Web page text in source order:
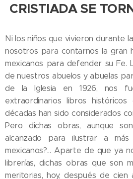
CRISTIADA SE
Ni los niños que vivieron durante
nosotros para contarnos la gran
mexicanos para defender su Fe.
de nuestros abuelos y abuelas
de la Iglesia en 1926, nos
extraordinarios libros
décadas han sido considerados
Pero dichas obras, aunque
alcanzado para ilustrar a
mexicanos?... Aparte de que ya
librerías, dichas obras que son
meritorias, hoy, después de cien